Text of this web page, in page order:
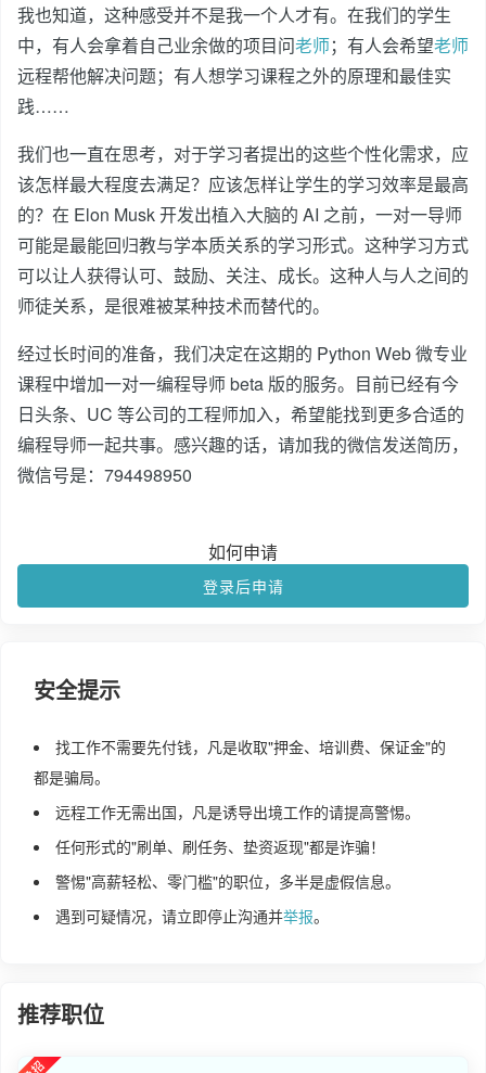
我也知道，这种感受并不是我一个人才有。在我们的学生
中，有人会拿着自己业余做的项目问老师；有人会希望老师
远程帮他解决问题；有人想学习课程之外的原理和最佳实
践……
我们也一直在思考，对于学习者提出的这些个性化需求，应
该怎样最大程度去满足？应该怎样让学生的学习效率是最高
的？在 Elon Musk 开发出植入大脑的 AI 之前，一对一导师
可能是最能回归教与学本质关系的学习形式。这种学习方式
可以让人获得认可、鼓励、关注、成长。这种人与人之间的
师徒关系，是很难被某种技术而替代的。
经过长时间的准备，我们决定在这期的 Python Web 微专业
课程中增加一对一编程导师 beta 版的服务。目前已经有今
日头条、UC 等公司的工程师加入，希望能找到更多合适的
编程导师一起共事。感兴趣的话，请加我的微信发送简历，
微信号是：794498950
如何申请
登录后申请
安全提示
找工作不需要先付钱，凡是收取"押金、培训费、保证金"的
都是骗局。
远程工作无需出国，凡是诱导出境工作的请提高警惕。
任何形式的"刷单、刷任务、垫资返现"都是诈骗！
警惕"高薪轻松、零门槛"的职位，多半是虚假信息。
遇到可疑情况，请立即停止沟通并举报。
推荐职位